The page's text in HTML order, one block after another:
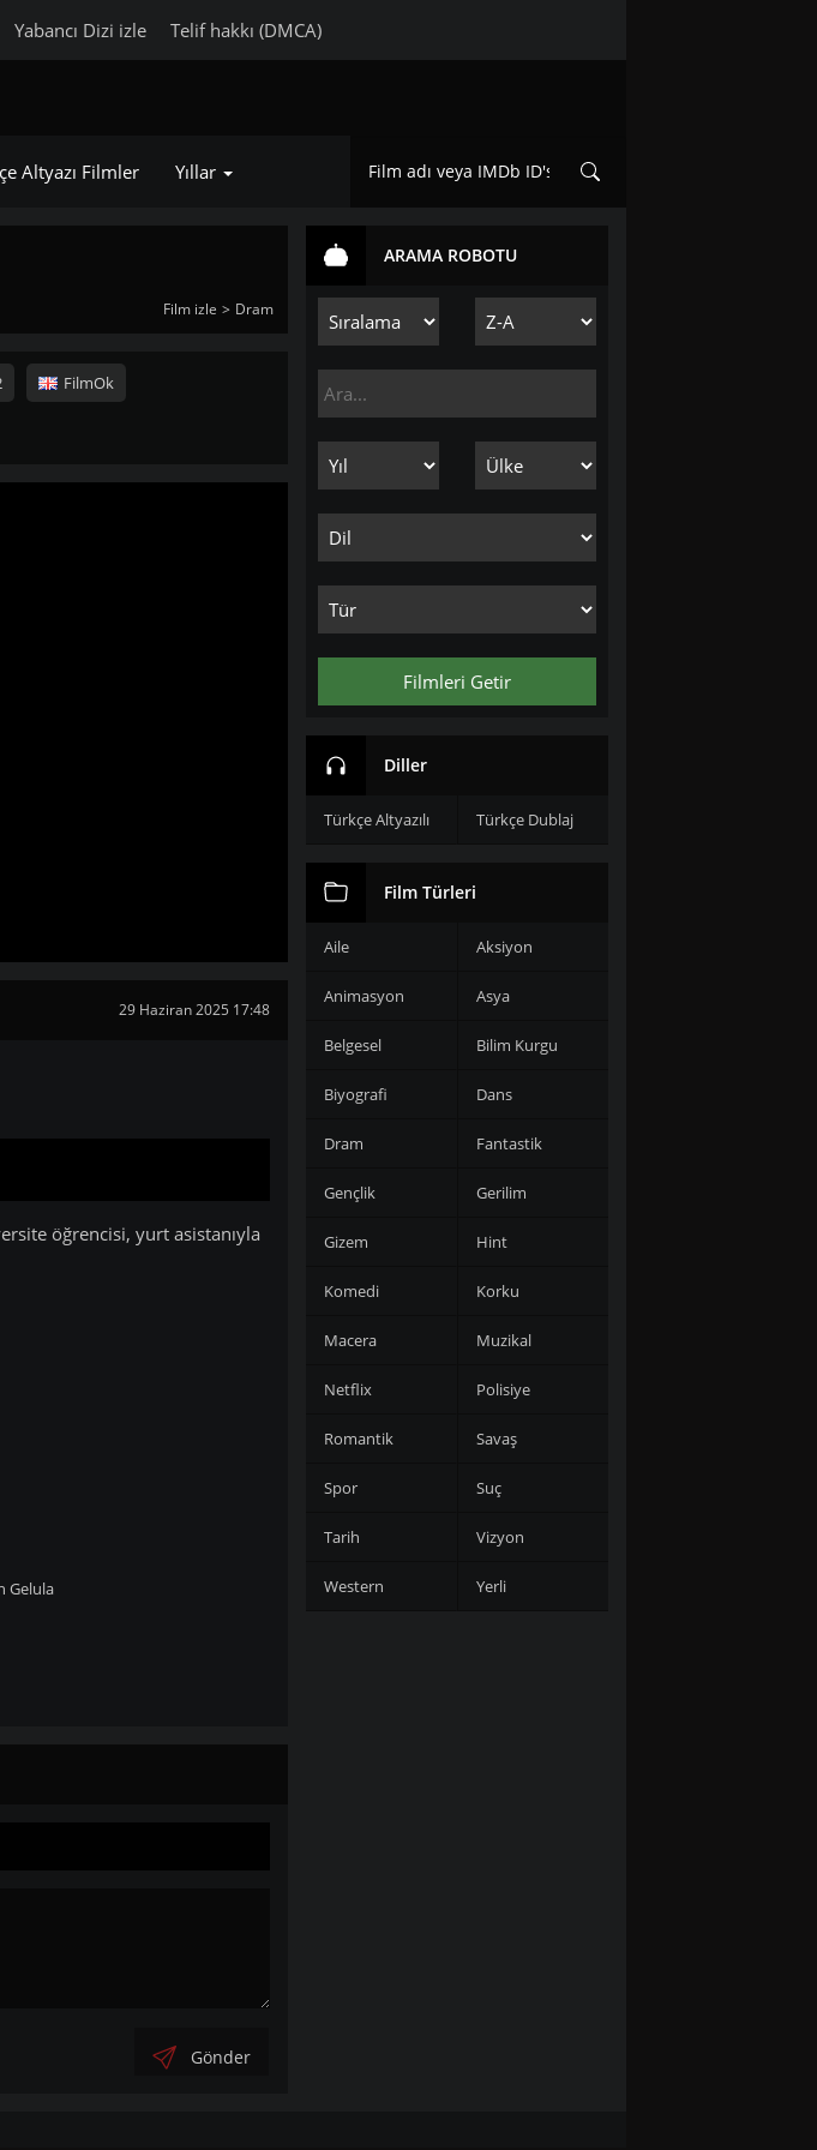
Yabancı Dizi izle Telif hakkı (DMCA)
Altyazı Filmler Yıllar
Film izle Dram
FilmOk
29 Haziran 2025 17:48
öğrencisi, yurt asistanıyla
Gelula
Gönder
ARAMA ROBOTU
Filmleri Getir
Diller
Türkçe Altyazılı Türkçe Dublaj
Film Türleri
Aile Aksiyon
Animasyon Asya
Belgesel Bilim Kurgu
Biyografi Dans
Dram Fantastik
Gençlik Gerilim
Gizem Hint
Komedi Korku
Macera Muzikal
Netflix Polisiye
Romantik Savaş
Spor Suç
Tarih Vizyon
Western Yerli